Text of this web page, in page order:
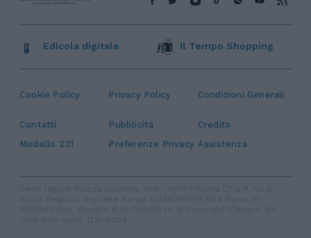
Cookie Policy Privacy Policy Condizioni Generali
Contatti Pubblicità
Credits
Modello 231
Preferenze Privacy Assistenza
Edicola digitale Il Tempo Shopping